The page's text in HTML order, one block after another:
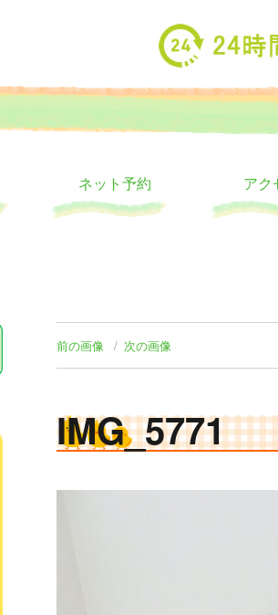
ハウス
一時預かり
ネット予約 アク
前の画像 次の画像
IMG_5771